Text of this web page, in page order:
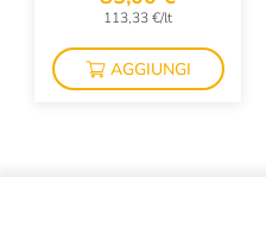
Falesco
113,33 €/lt
AGGIUNGI